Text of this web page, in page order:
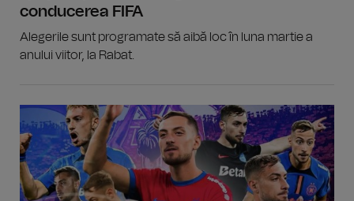
conducerea FIFA
Alegerile sunt programate să aibă loc în luna martie a
anului viitor, la Rabat.